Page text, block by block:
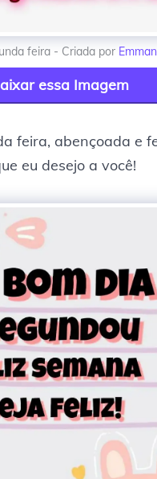
feira - Criada por
essa Imagem
feira, abençoada e
eu desejo a você!